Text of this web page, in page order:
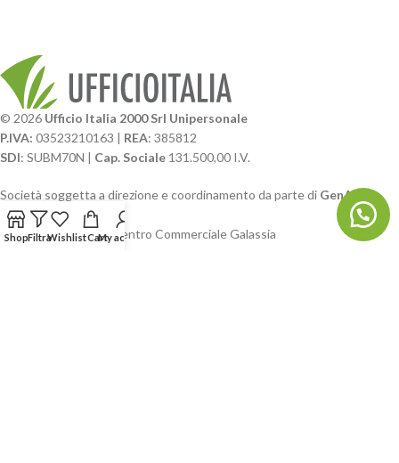
© 2026 Ufficio Italia 2000 Srl Unipersonale
P.IVA: 03523210163 | REA: 385812
SDI: SUBM70N | Cap. Sociale 131.500,00 I.V.
Società soggetta a direzione e coordinamento da parte di GenALFA
Holding srl
Via A. Ponti n. 4 – Centro Commerciale Galassia
ShopFiltraWishlistCartMy account